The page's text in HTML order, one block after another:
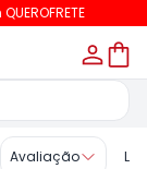
Avaliação